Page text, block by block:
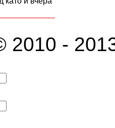
2010 -